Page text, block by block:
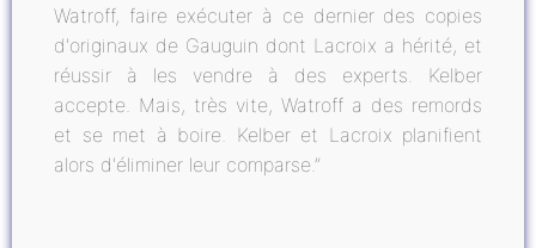
Watroff, faire exécuter à ce dernier des copies
d'originaux de Gauguin dont Lacroix a hérité, et
réussir à les vendre à des experts. Kelber
accepte. Mais, très vite, Watroff a des remords
et se met à boire. Kelber et Lacroix planifient
alors d'éliminer leur comparse.”